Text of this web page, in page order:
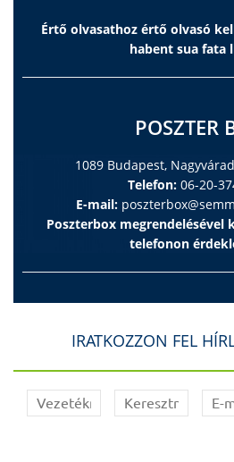
Értő olvasathoz értő olvasó
habent sua fata
POSZTER
1089 Budapest,
Telefon: 06-20-
E-mail:
Poszterbox megrendelésével
telefonon
IRATKOZZON FEL